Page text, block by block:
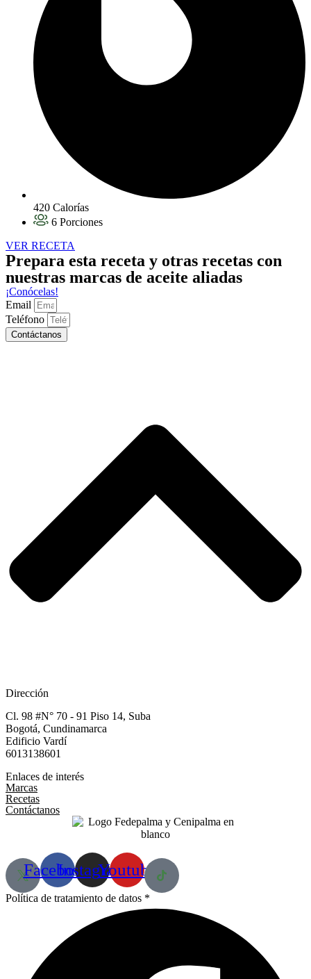
420 Calorías
6 Porciones
VER RECETA
Prepara esta receta y otras recetas con
nuestras marcas de aceite aliadas
¡Conócelas!
Email
Teléfono
Contáctanos
Dirección
Cl. 98 #N° 70 - 91 Piso 14, Suba
Bogotá, Cundinamarca​
Edificio Vardí​
6013138601
Enlaces de interés
Marcas
Recetas
Contáctanos
FacebookInstagram
Youtube
Política de tratamiento de datos *